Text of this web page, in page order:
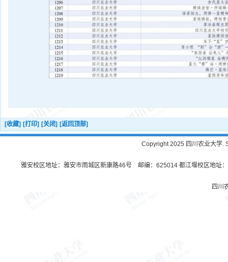
[收藏] [打印] [关闭] [返回顶部]
Copyright 2025 四川农业大学.
雅安校区地址：雅安市雨城区新康路46号 邮编：625014 都江堰校区地址
四川